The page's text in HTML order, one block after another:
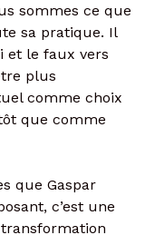
sommes ce que
sa pratique. Il
et le faux vers
plus
comme choix
que comme
que Gaspar
c’est une